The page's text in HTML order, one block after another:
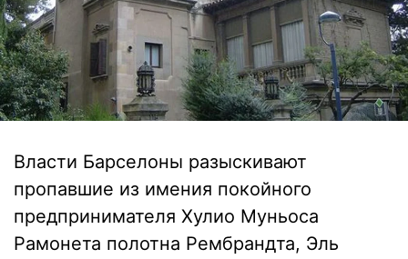
Власти Барселоны разыскивают
пропавшие из имения покойного
предпринимателя Хулио Муньоса
Рамонета полотна Рембрандта, Эль